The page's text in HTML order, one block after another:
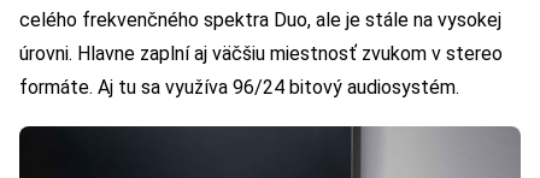
celého frekvenčného spektra Duo, ale je stále na vysokej
úrovni. Hlavne zaplní aj väčšiu miestnosť zvukom v stereo
formáte. Aj tu sa využíva 96/24 bitový audiosystém.